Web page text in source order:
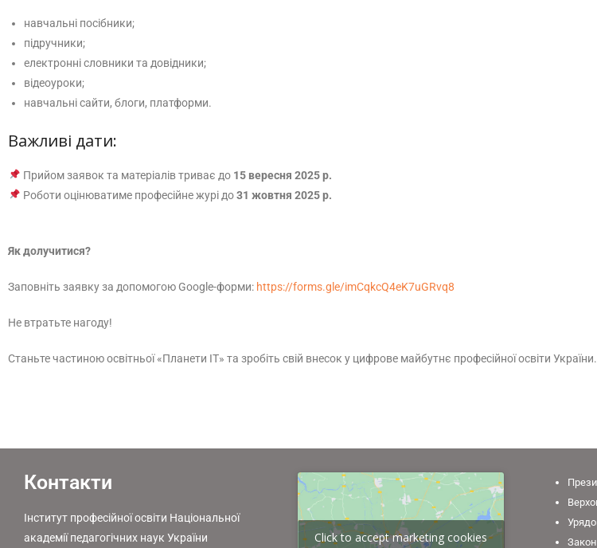
навчальні посібники;
підручники;
електронні словники та довідники;
відеоуроки;
навчальні сайти, блоги, платформи.
Важливі дати:
Прийом заявок та матеріалів триває до 15 вересня 2025 р.
Роботи оцінюватиме професійне журі до31 жовтня 2025 р.
Як долучитися?
Заповніть заявку за допомогою Google-форми: https://forms.gle/imCqkcQ4eK7uGRvq8
Не втратьте нагоду!
Станьте частиною освітньої «Планети ІТ» та зробіть свій внесок у цифрове майбутнє професійної освіти України.
Контакти
Інститут професійної освіти Національної
академії педагогічних наук України
Click to accept marketing cookies